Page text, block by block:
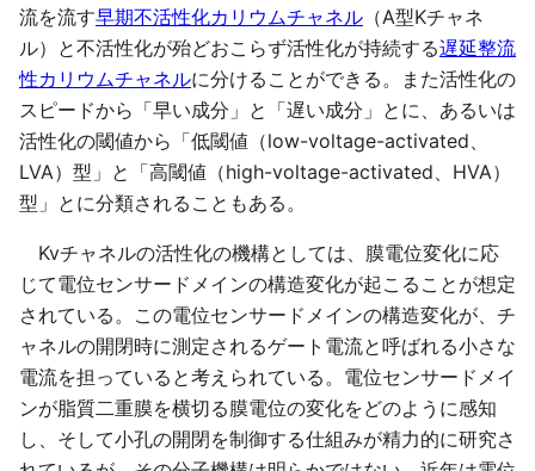
流を流す早期不活性化カリウムチャネル （A型Kチャネ
ル）と不活性化が殆どおこらず活性化が持続する遅延整流
性カリウムチャネルに分けることができる。また活性化の
スピードから「早い成分」と「遅い成分」とに、あるいは
活性化の閾値から「低閾値（low-voltage-activated、
LVA）型」と「高閾値（high-voltage-activated、HVA）
型」とに分類されることもある。
Kvチャネルの活性化の機構としては、膜電位変化に応
じて電位センサードメインの構造変化が起こることが想定
されている。この電位センサードメインの構造変化が、チ
ャネルの開閉時に測定されるゲート電流と呼ばれる小さな
電流を担っていると考えられている。電位センサードメイ
ンが脂質二重膜を横切る膜電位の変化をどのように感知
し、そして小孔の開閉を制御する仕組みが精力的に研究さ